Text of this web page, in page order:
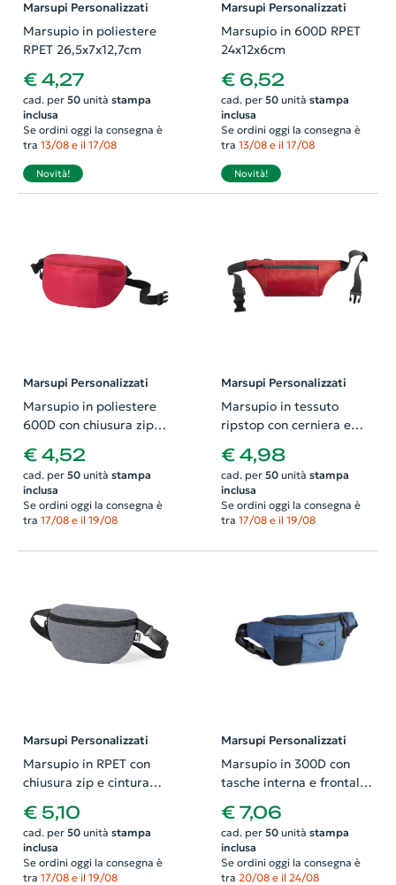
Marsupi Personalizzati
Marsupio in poliestere
RPET 26,5x7x12,7cm
€ 4,27
cad. per 50unità stampa
inclusa
Se ordini oggi la consegna è
tra 13/08 e il 17/08
Novità!
Marsupi Personalizzati
Marsupio in 600D RPET
24x12x6cm
€ 6,52
cad. per 50unità stampa
inclusa
Se ordini oggi la consegna è
tra 13/08 e il 17/08
Novità!
Marsupi Personalizzati
Marsupio in poliestere
600D con chiusura zip
€ 4,52
cad. per 50unità stampa
inclusa
Se ordini oggi la consegna è
tra 17/08 e il 19/08
Marsupi Personalizzati
Marsupio in tessuto
ripstop con cerniera e
€ 4,98
cad. per 50unità stampa
inclusa
Se ordini oggi la consegna è
tra 17/08 e il 19/08
Marsupi Personalizzati
Marsupio in RPET con
chiusura zip e cintura
€ 5,10
cad. per 50unità stampa
inclusa
Se ordini oggi la consegna è
tra 17/08 e il 19/08
Marsupi Personalizzati
Marsupio in 300D con
tasche interna e frontale
con bottone a pressione
270x120x65mm
€ 7,06
cad. per 50unità stampa
inclusa
Se ordini oggi la consegna è
tra 20/08 e il 24/08